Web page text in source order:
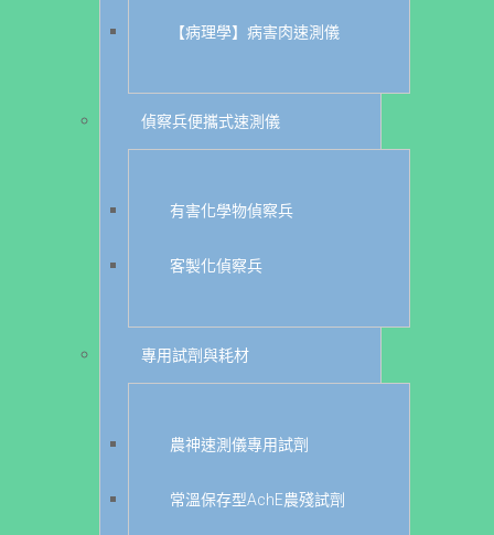
【病理學】病害肉速測儀
偵察兵便攜式速測儀
有害化學物偵察兵
客製化偵察兵
專用試劑與耗材
農神速測儀專用試劑
常溫保存型AchE農殘試劑